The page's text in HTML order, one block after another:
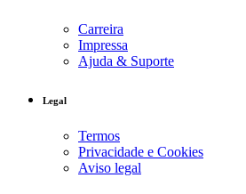
Carreira
Impressa
Ajuda & Suporte
Legal
Termos
Privacidade e Cookies
Aviso legal